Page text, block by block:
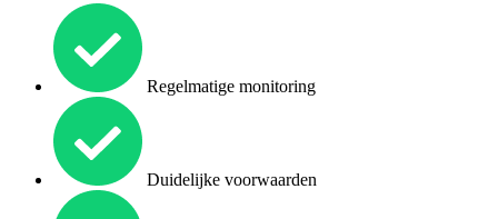
Regelmatige monitoring
Duidelijke voorwaarden